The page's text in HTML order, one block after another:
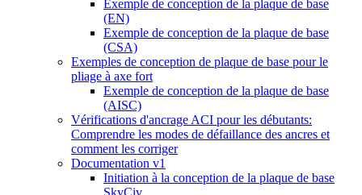
Exemple de conception de la plaque de base
(EN)
Exemple de conception de la plaque de base
(CSA)
Exemples de conception de plaque de base pour le
pliage à axe fort
Exemple de conception de la plaque de base
(AISC)
Vérifications d'ancrage ACI pour les débutants:
Comprendre les modes de défaillance des ancres et
comment les corriger
Documentation v1
Initiation à la conception de la plaque de base